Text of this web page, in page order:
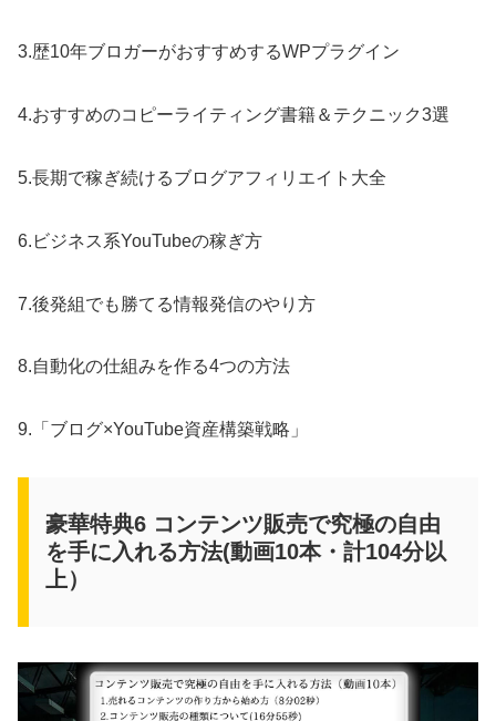
3.歴10年ブロガーがおすすめするWPプラグイン
4.おすすめのコピーライティング書籍＆テクニック3選
5.長期で稼ぎ続けるブログアフィリエイト大全
6.ビジネス系YouTubeの稼ぎ方
7.後発組でも勝てる情報発信のやり方
8.自動化の仕組みを作る4つの方法
9.「ブログ×YouTube資産構築戦略」
豪華特典6 コンテンツ販売で究極の自由
を手に入れる方法(動画10本・計104分以
上）